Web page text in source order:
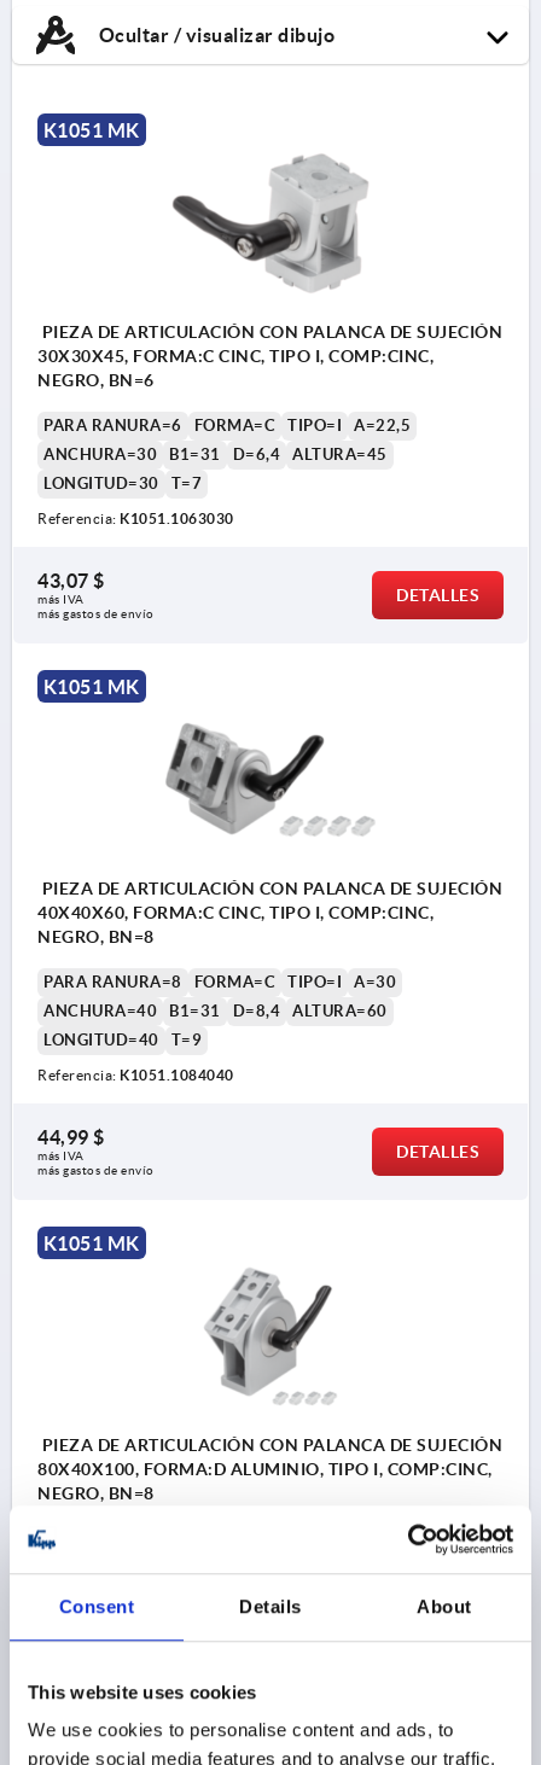
Consent Details About
This website uses cookies
We use cookies to personalise content and ads, to
provide social media features and to analyse our traffic.
Ocultar / visualizar dibujo
K1051 MK
PIEZA DE ARTICULACIÓN CON PALANCA DE SUJECIÓN
30X30X45, FORMA:C CINC, TIPO I, COMP:CINC,
NEGRO, BN=6
PARA RANURA=6 FORMA=C TIPO=I
A=22,5
ANCHURA=30
B1=31 D=6,4
ALTURA=45
LONGITUD=30
T=7
Referencia: K1051.1063030
43,07 $
más IVA
más gastos de envío
DETALLES
K1051 MK
PIEZA DE ARTICULACIÓN CON PALANCA DE SUJECIÓN
40X40X60, FORMA:C CINC, TIPO I, COMP:CINC,
NEGRO, BN=8
PARA RANURA=8 FORMA=C TIPO=I
A=30
ANCHURA=40
B1=31 D=8,4
ALTURA=60
LONGITUD=40
T=9
Referencia: K1051.1084040
44,99 $
más IVA
más gastos de envío
DETALLES
K1051 MK
PIEZA DE ARTICULACIÓN CON PALANCA DE SUJECIÓN
80X40X100, FORMA:D ALUMINIO, TIPO I, COMP:CINC,
NEGRO, BN=8
PARA RANURA=8
A1=40
LONGITUD=80
96,45 $
más gastos de envío